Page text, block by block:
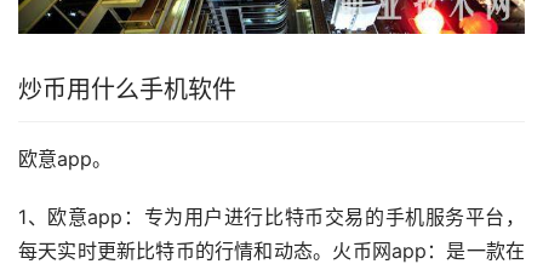
炒币用什么手机软件
欧意app。
1、欧意app：专为用户进行比特币交易的手机服务平台，
每天实时更新比特币的行情和动态。火币网app：是一款在